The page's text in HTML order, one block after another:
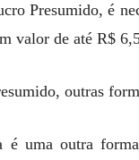
Presumido, é
valor de até R$
outras
é uma outra